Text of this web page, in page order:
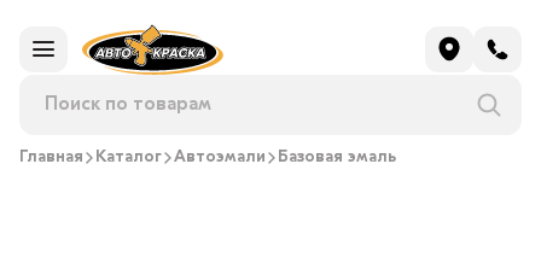
Главная Каталог Автоэмали Базовая эмаль